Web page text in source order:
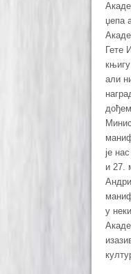
џепа
Гете
али
је
и 27.
у